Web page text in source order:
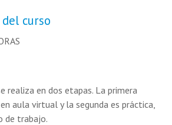
curso
realiza en dos etapas. La primera
aula virtual y la segunda es práctica,
de trabajo.